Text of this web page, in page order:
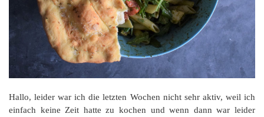
Hallo, leider war ich die letzten Wochen nicht sehr aktiv, weil ich
einfach keine Zeit hatte zu kochen und wenn dann war leider